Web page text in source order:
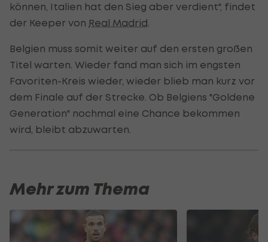
können, Italien hat den Sieg aber verdient", findet
der Keeper von Real Madrid.
Belgien muss somit weiter auf den ersten großen
Titel warten. Wieder fand man sich im engsten
Favoriten-Kreis wieder, wieder blieb man kurz vor
dem Finale auf der Strecke. Ob Belgiens "Goldene
Generation" nochmal eine Chance bekommen
wird, bleibt abzuwarten.
Mehr zum Thema